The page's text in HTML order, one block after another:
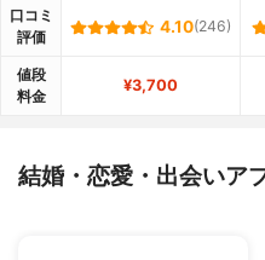
口コミ
評価
4.10(246)
値段
料金
¥3,700
結婚・恋愛・出会いア